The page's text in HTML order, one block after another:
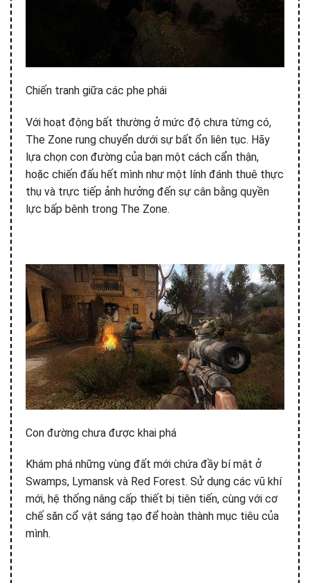
Chiến tranh giữa các phe phái
Với hoạt động bất thường ở mức độ chưa từng có,
The Zone rung chuyển dưới sự bất ổn liên tục. Hãy
lựa chọn con đường của bạn một cách cẩn thận,
hoặc chiến đấu hết mình như một lính đánh thuê thực
thụ và trực tiếp ảnh hưởng đến sự cân bằng quyền
lực bấp bênh trong The Zone.
Con đường chưa được khai phá
Khám phá những vùng đất mới chứa đầy bí mật ở
Swamps, Lymansk và Red Forest. Sử dụng các vũ khí
mới, hệ thống nâng cấp thiết bị tiên tiến, cùng với cơ
chế săn cổ vật sáng tạo để hoàn thành mục tiêu của
mình.